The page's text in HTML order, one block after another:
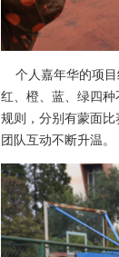
个人嘉年华的项目
红、橙、蓝、绿四
规则，分别有蒙面
团队互动不断升温。